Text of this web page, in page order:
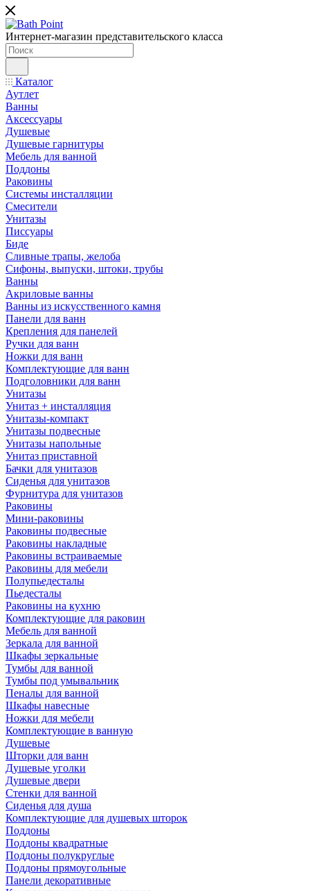
Интернет-магазин представительского класса
Каталог
Аутлет
Ванны
Аксессуары
Душевые
Душевые гарнитуры
Мебель для ванной
Поддоны
Раковины
Системы инсталляции
Смесители
Унитазы
Писсуары
Биде
Сливные трапы, желоба
Сифоны, выпуски, штоки, трубы
Ванны
Акриловые ванны
Ванны из искусственного камня
Панели для ванн
Крепления для панелей
Ручки для ванн
Ножки для ванн
Комплектующие для ванн
Подголовники для ванн
Унитазы
Унитаз + инсталляция
Унитазы-компакт
Унитазы подвесные
Унитазы напольные
Унитаз приставной
Бачки для унитазов
Сиденья для унитазов
Фурнитура для унитазов
Раковины
Мини-раковины
Раковины подвесные
Раковины накладные
Раковины встраиваемые
Раковины для мебели
Полупьедесталы
Пьедесталы
Раковины на кухню
Комплектующие для раковин
Мебель для ванной
Зеркала для ванной
Шкафы зеркальные
Тумбы для ванной
Тумбы под умывальник
Пеналы для ванной
Шкафы навесные
Ножки для мебели
Комплектующие в ванную
Душевые
Шторки для ванн
Душевые уголки
Душевые двери
Стенки для ванной
Сиденья для душа
Комплектующие для душевых шторок
Поддоны
Поддоны квадратные
Поддоны полукруглые
Поддоны прямоугольные
Панели декоративные